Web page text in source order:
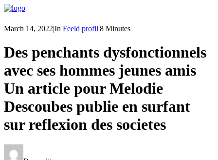
March 14, 2022|In Feeld profil|8 Minutes
Des penchants dysfonctionnels
avec ses hommes jeunes amis
Un article pour Melodie
Descoubes publie en surfant
sur reflexion des societes